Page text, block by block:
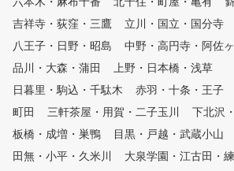
吉祥寺・荻窪・三鷹
立川・国立・国分寺
八王子・日野・昭島
中野・高円寺・阿佐
品川・大森・蒲田
上野・日本橋・浅草
日暮里・駒込・千駄木
赤羽・十条・王子
町田
三軒茶屋・用賀・二子玉川
下北沢
板橋・成増・巣鴨
目黒・戸越・武蔵小山
田無・小平・久米川
大泉学園・江古田・